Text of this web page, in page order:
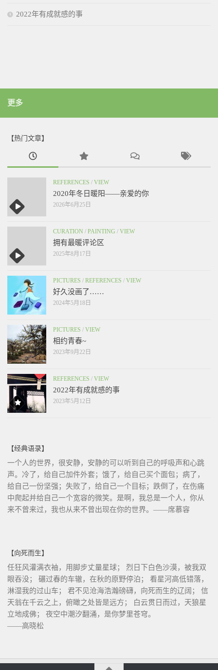
2022年有成就感的事
更多
【热门文章】
REFERENCES / VIEW
2020年冬日暖阳——亲爱的你
2026年6月25日
CURATION / PAINTING / VIEW
拥有最暖评论区
2025年8月17日
PICTURES / REFERENCES / VIEW
好久没画了……
2024年5月18日
PICTURES / VIEW
相约青春~
2023年9月22日
REFERENCES / VIEW
2022年有成就感的事
2023年5月12日
【经典语录】
一个人的世界，很安静，安静的可以听到自己的呼吸声和心跳
声。冷了，给自己加件外套；饿了，给自己买个面包；病了，
给自己一份坚强；失败了，给自己一个目标；跌倒了，在伤痛
中爬起并给自己一个宽容的微笑。是啊，我总是一个人，你从
来不曾来过，我也从来不曾出现在你的世界。——席慕容
【向死而生】
任狂风灌满衣袖，用脚步丈量星球； 烈日下白色沙漠，被我双
眼吞没； 碾过春的车辙，在秋的原野停泊； 看星河高低错落，
淋湿我的过山车； 君不见沧海浩瀚磅礴，向死而生的辽阔； 信
天翁在千云之上，俯瞰之处皆是远方； 白云贯日而过，天狼星
立地成佛； 夜空中潮汐翻涌，是你梦里苍穹。
——高晓松